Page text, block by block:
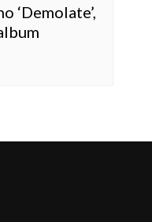
‘Demolate’,